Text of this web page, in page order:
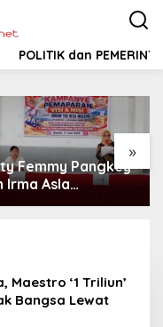
POLITIK dan
»
Femmy Pangkey
Irma Asla
Visi Misi
Maestro ‘1 Triliun’
Bangsa Lewat